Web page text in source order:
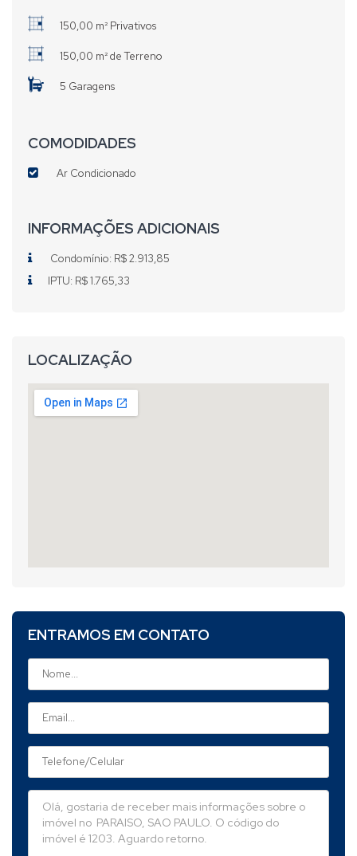
150,00 m² Privativos
150,00 m² de Terreno
5 Garagens
COMODIDADES
Ar Condicionado
INFORMAÇÕES ADICIONAIS
Condomínio: R$ 2.913,85
IPTU: R$ 1.765,33
LOCALIZAÇÃO
ENTRAMOS EM CONTATO